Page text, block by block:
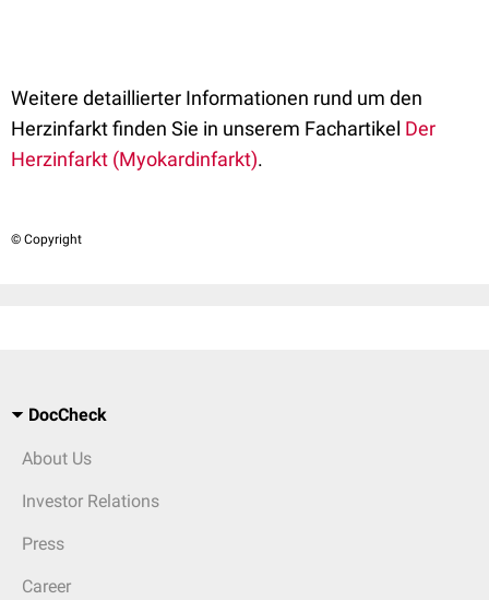
Weitere detaillierter Informationen rund um den
Herzinfarkt finden Sie in unserem Fachartikel Der
Herzinfarkt (Myokardinfarkt).
© Copyright
DocCheck
About Us
Investor Relations
Press
Career